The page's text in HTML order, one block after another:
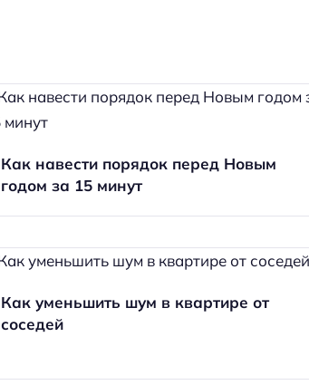
Как навести порядок перед Новым
годом за 15 минут
Как уменьшить шум в квартире от
соседей